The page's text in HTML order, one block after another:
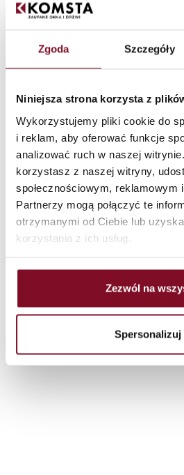
Zgoda Szczegóły
Niniejsza strona korzysta z
Wykorzystujemy pliki cookie do
i reklam, aby oferować funkcje
analizować ruch w naszej
korzystasz z naszej witryny,
społecznościowym, reklamowym
Partnerzy mogą połączyć te
otrzymanymi od Ciebie lub
korzystania z ich usług.
Zezwól na
Spersonalizuj
Lernen Sie die
kennen, um Räume ruhig
Lärm ist ein wesentlicher
der Lärm von
Haus effektiv stören. Zuhause,
Erholung sein sollte [...]